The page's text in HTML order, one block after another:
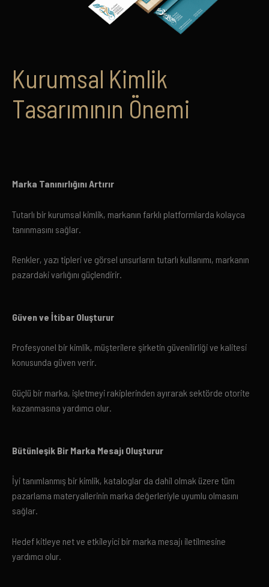
Kurumsal Kimlik
Tasarımının Önemi
Marka Tanınırlığını Artırır
Tutarlı bir kurumsal kimlik, markanın farklı platformlarda kolayca
tanınmasını sağlar.
Renkler, yazı tipleri ve görsel unsurların tutarlı kullanımı, markanın
pazardaki varlığını güçlendirir.
Güven ve İtibar Oluşturur
Profesyonel bir kimlik, müşterilere şirketin güvenilirliği ve kalitesi
konusunda güven verir.
Güçlü bir marka, işletmeyi rakiplerinden ayırarak sektörde otorite
kazanmasına yardımcı olur.
Bütünleşik Bir Marka Mesajı Oluşturur
İyi tanımlanmış bir kimlik, kataloglar da dahil olmak üzere tüm
pazarlama materyallerinin marka değerleriyle uyumlu olmasını
sağlar.
Hedef kitleye net ve etkileyici bir marka mesajı iletilmesine
yardımcı olur.